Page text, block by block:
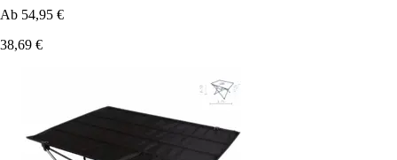
Ab 54,95 €
38,69 €